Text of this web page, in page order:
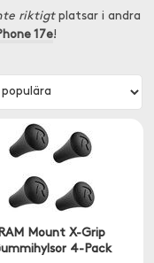
riktigtplatsar i andra
17e!
Mount X-Grip
4-Pack